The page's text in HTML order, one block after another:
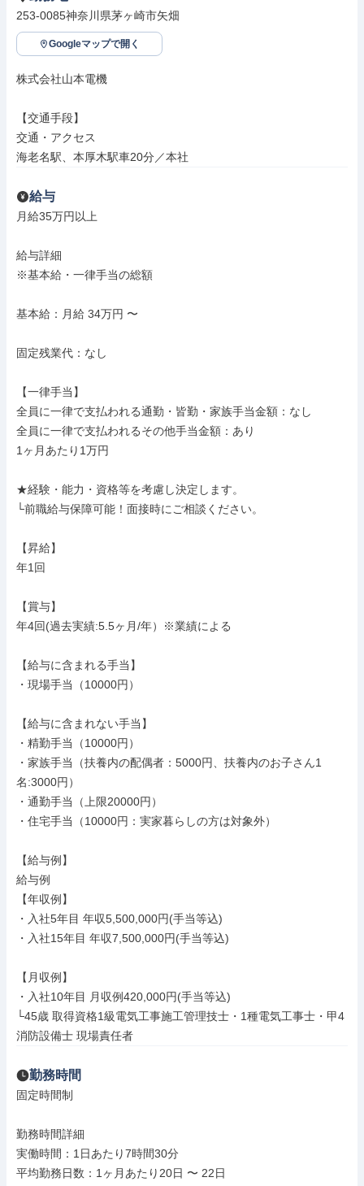
253-0085神奈川県茅ヶ崎市矢畑
Googleマップで開く
株式会社山本電機
【交通手段】
交通・アクセス
海老名駅、本厚木駅車20分／本社
給与
月給35万円以上
給与詳細
※基本給・一律手当の総額
基本給：月給 34万円 〜
固定残業代：なし
【一律手当】
全員に一律で支払われる通勤・皆勤・家族手当金額：なし
全員に一律で支払われるその他手当金額：あり
1ヶ月あたり1万円
★経験・能力・資格等を考慮し決定します。
└前職給与保障可能！面接時にご相談ください。
【昇給】
年1回
【賞与】
年4回(過去実績:5.5ヶ月/年）※業績による
【給与に含まれる手当】
・現場手当（10000円）
【給与に含まれない手当】
・精勤手当（10000円）
・家族手当（扶養内の配偶者：5000円、扶養内のお子さん1
名:3000円）
・通勤手当（上限20000円）
・住宅手当（10000円：実家暮らしの方は対象外）
【給与例】
給与例
【年収例】
・入社5年目 年収5,500,000円(手当等込)
・入社15年目 年収7,500,000円(手当等込)
【月収例】
・入社10年目 月収例420,000円(手当等込)
└45歳 取得資格1級電気工事施工管理技士・1種電気工事士・甲4
消防設備士 現場責任者
勤務時間
固定時間制
勤務時間詳細
実働時間：1日あたり7時間30分
平均勤務日数：1ヶ月あたり20日 〜 22日